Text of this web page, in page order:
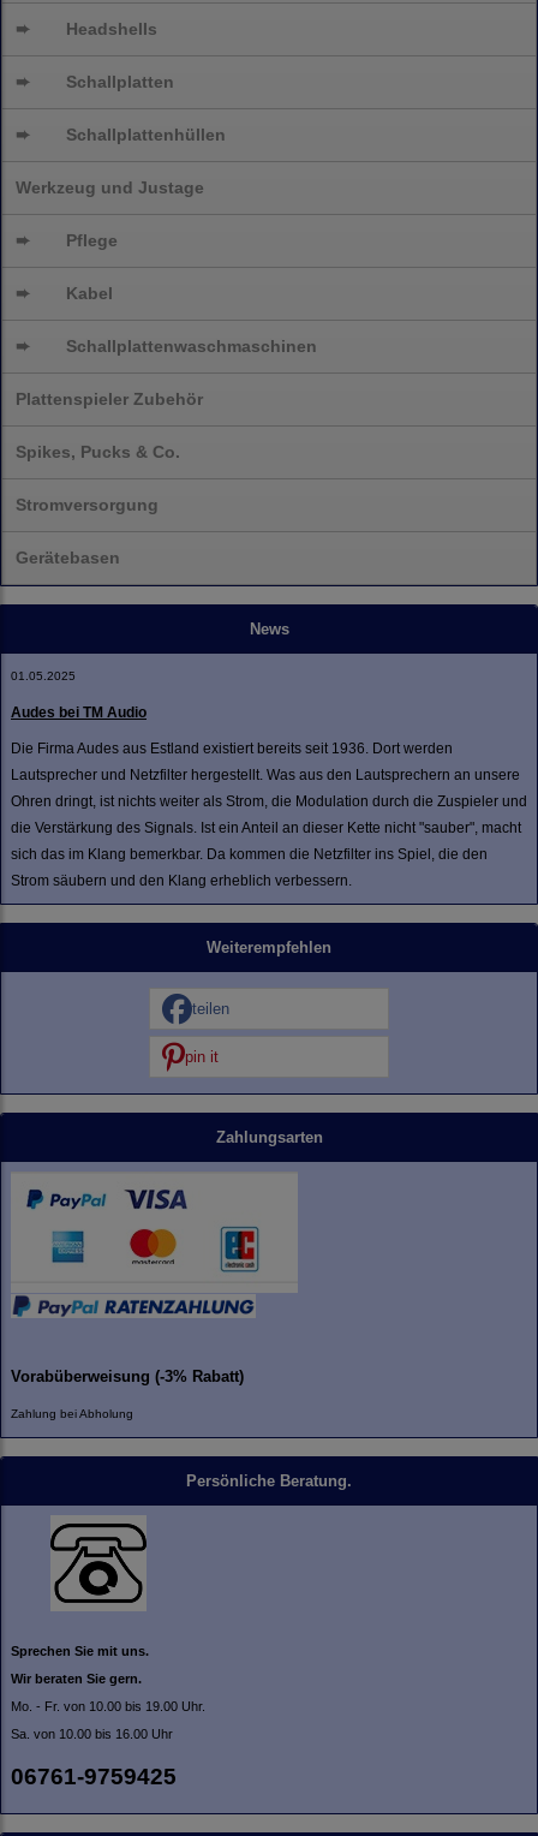
➨ Headshells
➨ Schallplatten
➨ Schallplattenhüllen
Werkzeug und Justage
➨ Pflege
➨ Kabel
➨ Schallplattenwaschmaschinen
Plattenspieler Zubehör
Spikes, Pucks & Co.
Stromversorgung
Gerätebasen
News
01.05.2025
Audes bei TM Audio
Die Firma Audes aus Estland existiert bereits seit 1936. Dort werden
Lautsprecher und Netzfilter hergestellt. Was aus den Lautsprechern an unsere
Ohren dringt, ist nichts weiter als Strom, die Modulation durch die Zuspieler und
die Verstärkung des Signals. Ist ein Anteil an dieser Kette nicht "sauber", macht
sich das im Klang bemerkbar. Da kommen die Netzfilter ins Spiel, die den
Strom säubern und den Klang erheblich verbessern.
Weiterempfehlen
teilen
pin it
Zahlungsarten
Vorabüberweisung (-3% Rabatt)
Zahlung bei Abholung
Persönliche Beratung.
Sprechen Sie mit uns.
Wir beraten Sie gern.
Mo. - Fr. von 10.00 bis 19.00 Uhr.
Sa. von 10.00 bis 16.00 Uhr
06761-9759425